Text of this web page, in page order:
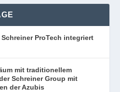
ProTech integriert
mit traditionellem
Schreiner Group mit
der Azubis